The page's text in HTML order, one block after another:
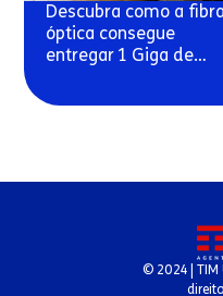
Descubra como a fibra
óptica consegue
entregar 1 Giga de
conexões residenciais.
© 2024 | TIM